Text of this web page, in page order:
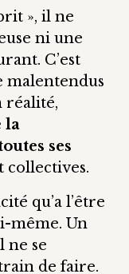
», il ne
ni une
C’est
malentendus
réalité,
la
ses
collectives.
qu’a l’être
même. Un
ne se
de faire.